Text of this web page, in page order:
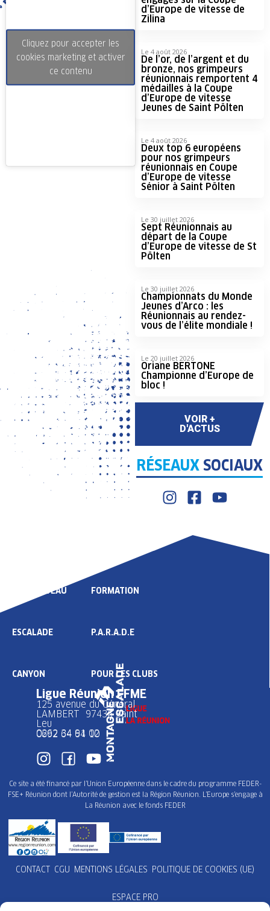
Cliquez pour accepter les
cookies marketing et activer
ce contenu
d’Europe de vitesse de
Zilina
Le 4 août 2026
De l’or, de l’argent et du
bronze, nos grimpeurs
réunionnais remportent 4
médailles à la Coupe
d’Europe de vitesse
Jeunes de Saint Pölten
Le 4 août 2026
Deux top 6 européens
pour nos grimpeurs
réunionnais en Coupe
d’Europe de vitesse
Sénior à Saint Pölten
Le 30 juillet 2026
Sept Réunionnais au
départ de la Coupe
d’Europe de vitesse de St
Pölten
Le 30 juillet 2026
Championnats du Monde
Jeunes d’Arco : les
Réunionnais au rendez-
vous de l’élite mondiale !
Le 20 juillet 2026
Oriane BERTONE
Championne d’Europe de
bloc !
VOIR +
D'ACTUS
RÉSEAUX SOCIAUX
HAUT NIVEAU
ESCALADE
CANYON
FORMATION
P.A.R.A.D.E
POUR LES CLUBS
Ligue Réunion FFME
125 avenue du Général
LAMBERT 97436 Saint
Leu
0262 34 91 02
0692 64 64 10
Ce site a été financé par l’Union Européenne dans le cadre du programme FEDER-
FSE+ Réunion dont l’Autorité de gestion est la Région Réunion. L’Europe s’engage à
La Réunion avec le fonds FEDER
CONTACT CGU MENTIONS LÉGALES POLITIQUE DE COOKIES (UE)
ESPACE PRO